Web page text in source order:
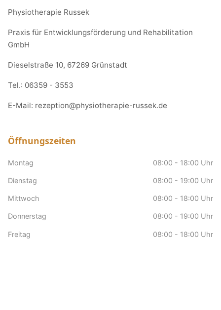
Physiotherapie Russek
Praxis für Entwicklungsförderung und Rehabilitation
GmbH
Dieselstraße 10, 67269 Grünstadt
Tel.: 06359 - 3553
E-Mail: rezeption@physiotherapie-russek.de
Öffnungszeiten
Montag 08:00 - 18:00 Uhr
Dienstag 08:00 - 19:00 Uhr
Mittwoch 08:00 - 18:00 Uhr
Donnerstag 08:00 - 19:00 Uhr
Freitag 08:00 - 18:00 Uhr